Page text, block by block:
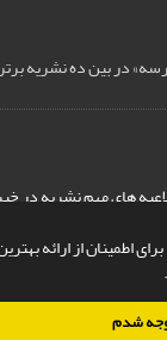
اطمینان از ارائه
شدم
در بین ده نشریه
های مهم نشریه در